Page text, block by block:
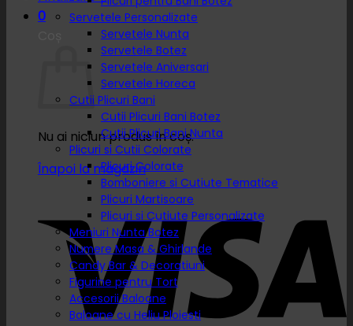
0
Nu ai niciun produs în coș.
Înapoi la magazin
Servetele Personalizate
Servetele Nunta
Servetele Botez
Servetele Aniversari
Servetele Horeca
Cutii Plicuri Bani
Cutii Plicuri Bani Botez
Cutii Plicuri Bani Nunta
Plicuri si Cutii Colorate
Plicuri Colorate
Bomboniere si Cutiute Tematice
Plicuri Martisoare
Plicuri si Cutiute Personalizate
Meniuri Nunta Botez
Numere Masa & Ghirlande
Candy Bar & Decoratiuni
Figurine pentru Tort
Accesorii Baloane
Baloane cu Heliu Ploiesti